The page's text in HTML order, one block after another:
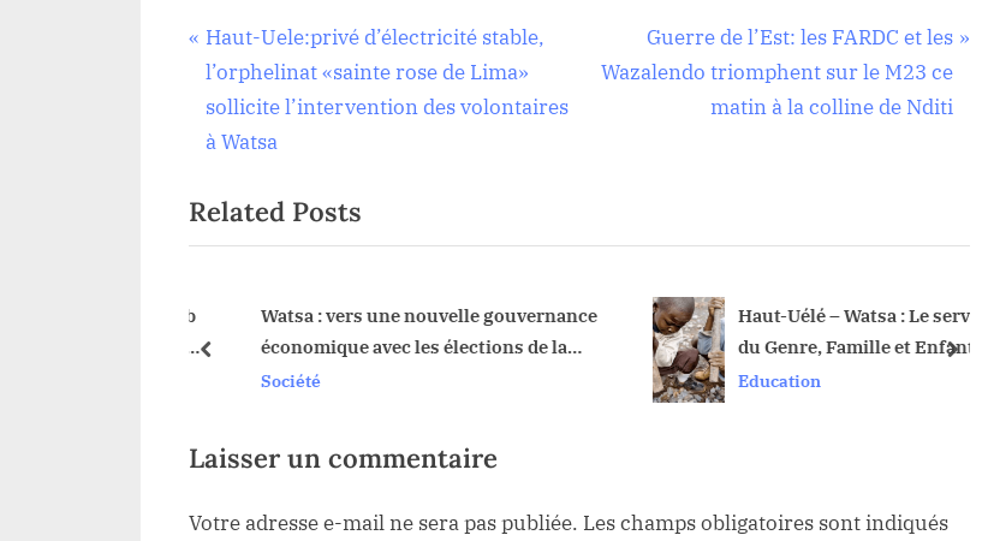
Société
Navigation
de
l’article
P
r
e
v
o
u
o
:
Haut-Uele:privé d’électricité stable,
l’orphelinat «sainte rose de Lima»
sollicite l’intervention des volontaires
à Watsa
N
e
s
Guerre de l’Est: les FARDC et les
Wazalendo triomphent sur le M23 ce
matin à la colline de Nditi
Related Posts
Watsa : vers une nouvelle gouvernance
économique avec les élections de la
FEC
Société
Haut-Uélé – Watsa : Le service
du Genre, Famille et Enfant
dénonce l’exploitation des
enfants dans les zones
Education
prev next
Laisser un commentaire
Votre adresse e-mail ne sera pas publiée. Les champs obligatoires sont indiqués